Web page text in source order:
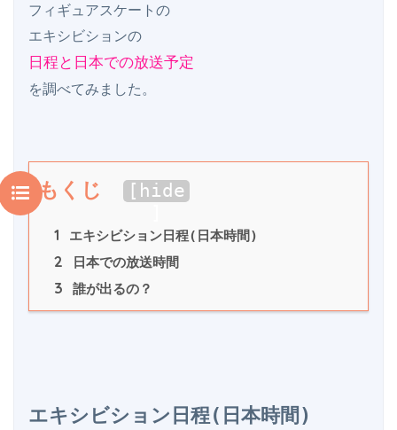
フィギュアスケートの
日程と日本での放送予定
もくじ [ hide
1 エキシビション日程(日本時間)
2 日本での放送時間
3 誰が出るの？
エキシビション日程(日本時間)